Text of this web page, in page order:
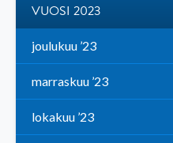
VUOSI 2023
joulukuu ’23
marraskuu ’23
lokakuu ’23